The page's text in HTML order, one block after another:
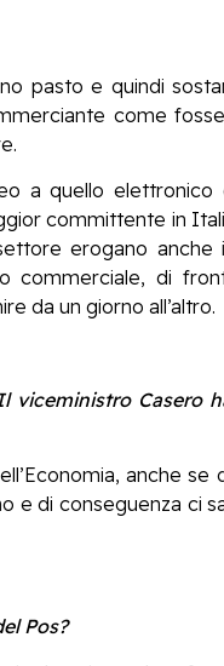
pasto e quindi
come
a quello
committente in
erogano anche
commerciale, di
da un giorno all’altro.
viceministro Casero
anche se
e di conseguenza ci
Pos?